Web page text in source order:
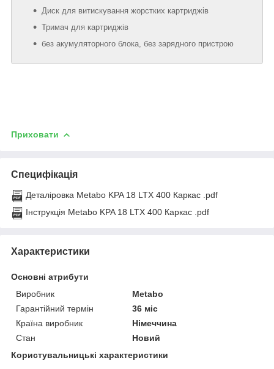
Диск для витискування жорстких картриджів
Тримач для картриджів
без акумуляторного блока, без зарядного пристрою
Приховати
Специфікація
Деталіровка Metabo KPA 18 LTX 400 Каркас .pdf
Інструкція Metabo KPA 18 LTX 400 Каркас .pdf
Характеристики
Основні атрибути
Виробник
Metabo
Гарантійний термін
36 міс
Країна виробник
Німеччина
Стан
Новий
Користувальницькі характеристики